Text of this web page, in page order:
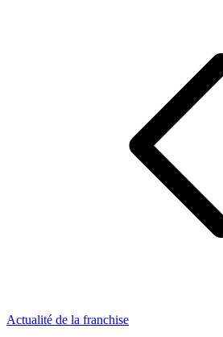
Actualité de la franchise